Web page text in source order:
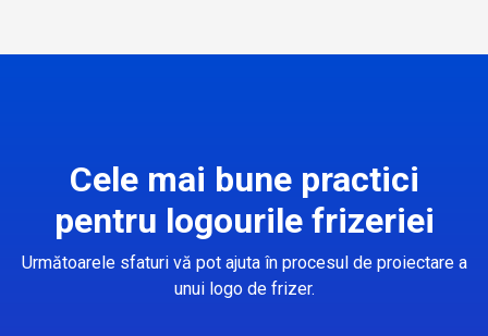
Cele mai bune practici
pentru logourile frizeriei
Următoarele sfaturi vă pot ajuta în procesul de proiectare a
unui logo de frizer.